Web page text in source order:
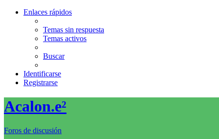
Enlaces rápidos
Temas sin respuesta
Temas activos
Buscar
Identificarse
Registrarse
Acalon.e²
Foros de discusión